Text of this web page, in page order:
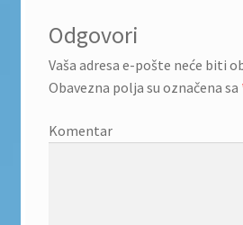
Odgovori
Vaša adresa e-pošte neće biti
Obavezna polja su označena sa
Komentar